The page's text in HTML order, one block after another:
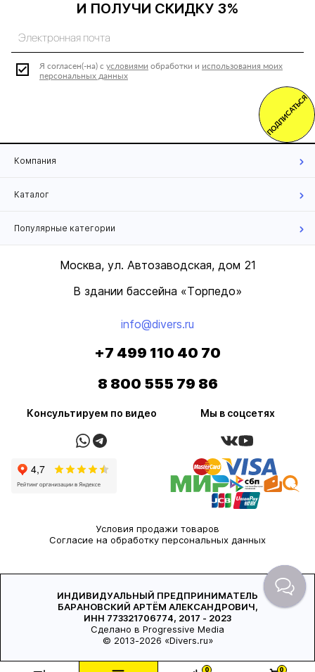
0 0
И ПОЛУЧИ СКИДКУ 3%
Я согласен(-на) с условиями обработки и использования моих
персональных данных
ПОДПИСАТЬСЯ
Компания
Каталог
Популярные категории
Москва, ул. Автозаводская, дом 21
В здании бассейна «Торпедо»
info@divers.ru
Консультируем по видео Мы в соцсетях
+7 499 110 40 70
8 800 555 79 86
Условия продажи товаров
Согласие на обработку персональных данных
© 2013-2026 «Divers.ru»
ИНДИВИДУАЛЬНЫЙ ПРЕДПРИНИМАТЕЛЬ
БАРАНОВСКИЙ АРТЁМ АЛЕКСАНДРОВИЧ,
ИНН 773321706774, 2017 - 2023
Сделано в Progressive Media